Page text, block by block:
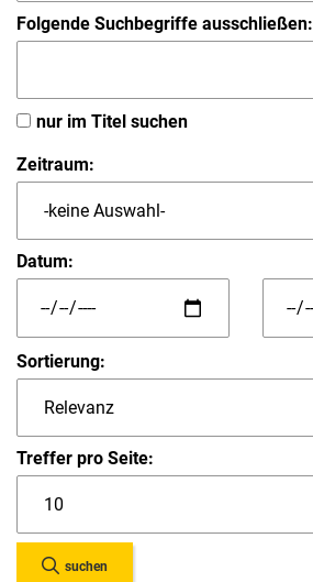
Folgende Suchbegriffe ausschließen:
nur im Titel suchen
Zeitraum:
Datum:
Sortierung:
Treffer pro Seite:
suchen